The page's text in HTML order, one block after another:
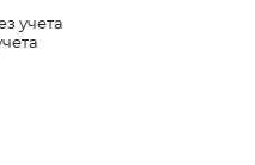
учета